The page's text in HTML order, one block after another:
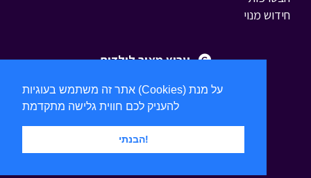
אתר זה משתמש בעוגיות (Cookies) על מנת
הבנתי!
חידוש מנוי
ערוץ מאיר לילדים